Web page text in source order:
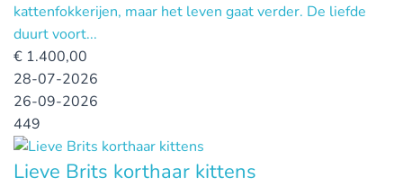
kattenfokkerijen, maar het leven gaat verder. De liefde
duurt voort...
€ 1.400,00
28-07-2026
26-09-2026
449
Lieve Brits korthaar kittens